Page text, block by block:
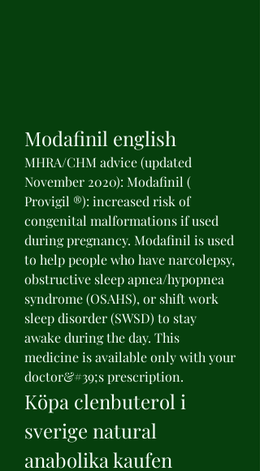
Modafinil english
MHRA/CHM advice (updated
November 2020): Modafinil (
Provigil ®): increased risk of
congenital malformations if used
during pregnancy. Modafinil is used
to help people who have narcolepsy,
obstructive sleep apnea/hypopnea
syndrome (OSAHS), or shift work
sleep disorder (SWSD) to stay
awake during the day. This
medicine is available only with your
doctor&#39;s prescription.
Köpa clenbuterol i
sverige natural
anabolika kaufen